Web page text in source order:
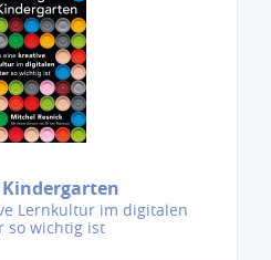
Lernkultur im digitalen
so wichtig ist